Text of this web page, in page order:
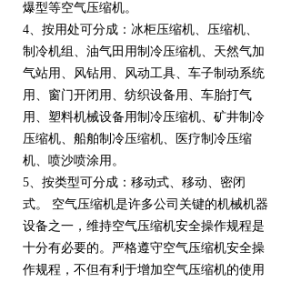
爆型等空气压缩机。
4、按用处可分成：冰柜压缩机、压缩机、
制冷机组、油气田用制冷压缩机、天然气加
气站用、风钻用、风动工具、车子制动系统
用、窗门开闭用、纺织设备用、车胎打气
用、塑料机械设备用制冷压缩机、矿井制冷
压缩机、船舶制冷压缩机、医疗制冷压缩
机、喷沙喷涂用。
5、按类型可分成：移动式、移动、密闭
式。 空气压缩机是许多公司关键的机械机器
设备之一，维持空气压缩机安全操作规程是
十分有必要的。严格遵守空气压缩机安全操
作规程，不但有利于增加空气压缩机的使用